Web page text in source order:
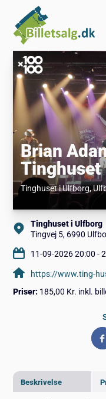
Brian
Tinghuset
Tinghuset i Ulfborg,
Beskrivelse
Tinghuset i Ulfborg
Tingvej 5, 6990
11-09-2026 20:00 -
https://www.ting-
Priser: 185,00 Kr. inkl.